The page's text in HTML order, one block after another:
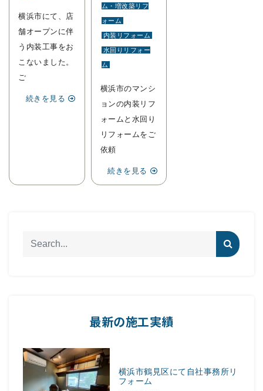
横浜市にて、店
舗オープンに伴
う内装工事をお
こないました。
ご
続きを見る
ム・増改築リフ
ォーム
内装リフォーム
水回りリフォー
ム
横浜市のマンシ
ョンの内装リフ
ォームと水回り
リフォームをご
依頼
続きを見る
最新の施工実績
横浜市鶴見区にて自社事務所リ
フォーム